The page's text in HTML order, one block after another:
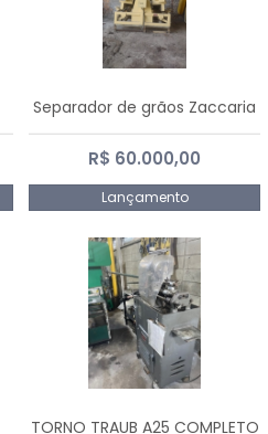
Separador de grãos Zaccaria
R$ 60.000,00
Lançamento
TORNO TRAUB A25 COMPLETO